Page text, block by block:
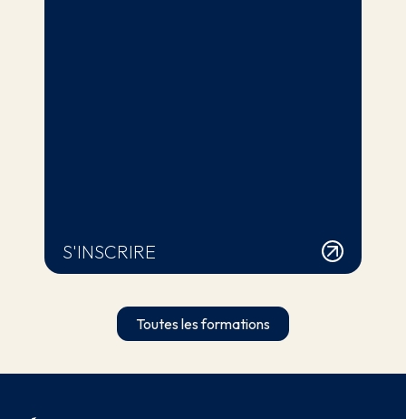
S'INSCRIRE
Toutes les formations